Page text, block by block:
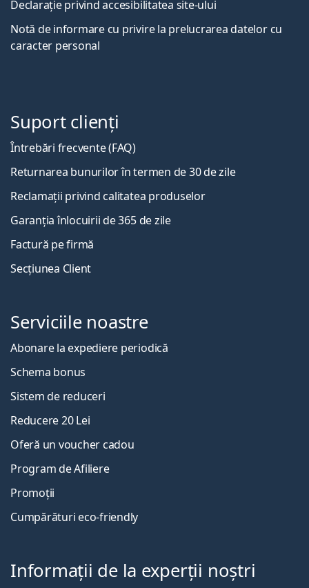
Declarație privind accesibilitatea site-ului
Notă de informare cu privire la prelucrarea datelor cu
caracter personal
Suport clienți
Întrebări frecvente (FAQ)
Returnarea bunurilor în termen de 30 de zile
Reclamații privind calitatea produselor
Garanția înlocuirii de 365 de zile
Factură pe firmă
Secțiunea Client
Serviciile noastre
Abonare la expediere periodică
Schema bonus
Sistem de reduceri
Reducere 20 Lei
Oferă un voucher cadou
Program de Afiliere
Promoții
Cumpărături eco-friendly
Informații de la experții noștri